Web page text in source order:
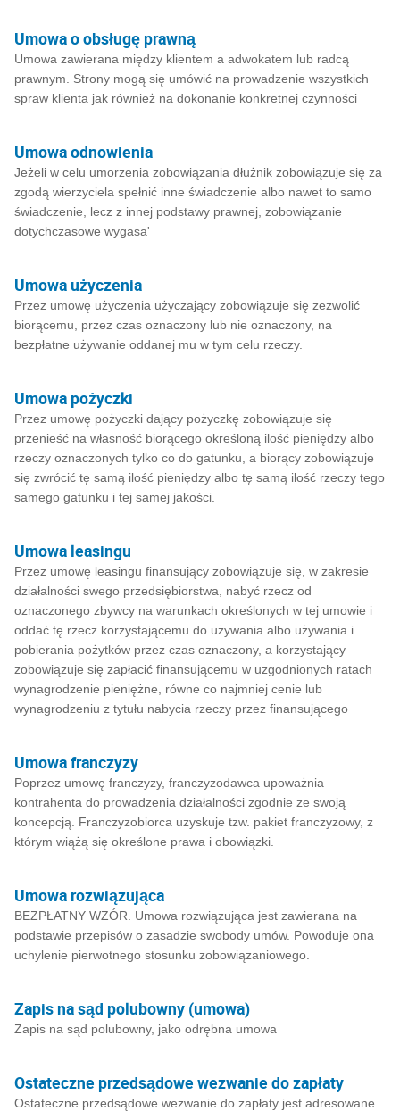
Umowa o obsługę prawną
Umowa zawierana między klientem a adwokatem lub radcą
prawnym. Strony mogą się umówić na prowadzenie wszystkich
spraw klienta jak również na dokonanie konkretnej czynności
Umowa odnowienia
Jeżeli w celu umorzenia zobowiązania dłużnik zobowiązuje się za
zgodą wierzyciela spełnić inne świadczenie albo nawet to samo
świadczenie, lecz z innej podstawy prawnej, zobowiązanie
dotychczasowe wygasa'
Umowa użyczenia
Przez umowę użyczenia użyczający zobowiązuje się zezwolić
biorącemu, przez czas oznaczony lub nie oznaczony, na
bezpłatne używanie oddanej mu w tym celu rzeczy.
Umowa pożyczki
Przez umowę pożyczki dający pożyczkę zobowiązuje się
przenieść na własność biorącego określoną ilość pieniędzy albo
rzeczy oznaczonych tylko co do gatunku, a biorący zobowiązuje
się zwrócić tę samą ilość pieniędzy albo tę samą ilość rzeczy tego
samego gatunku i tej samej jakości.
Umowa leasingu
Przez umowę leasingu finansujący zobowiązuje się, w zakresie
działalności swego przedsiębiorstwa, nabyć rzecz od
oznaczonego zbywcy na warunkach określonych w tej umowie i
oddać tę rzecz korzystającemu do używania albo używania i
pobierania pożytków przez czas oznaczony, a korzystający
zobowiązuje się zapłacić finansującemu w uzgodnionych ratach
wynagrodzenie pieniężne, równe co najmniej cenie lub
wynagrodzeniu z tytułu nabycia rzeczy przez finansującego
Umowa franczyzy
Poprzez umowę franczyzy, franczyzodawca upoważnia
kontrahenta do prowadzenia działalności zgodnie ze swoją
koncepcją. Franczyzobiorca uzyskuje tzw. pakiet franczyzowy, z
którym wiążą się określone prawa i obowiązki.
Umowa rozwiązująca
BEZPŁATNY WZÓR. Umowa rozwiązująca jest zawierana na
podstawie przepisów o zasadzie swobody umów. Powoduje ona
uchylenie pierwotnego stosunku zobowiązaniowego.
Zapis na sąd polubowny (umowa)
Zapis na sąd polubowny, jako odrębna umowa
Ostateczne przedsądowe wezwanie do zapłaty
Ostateczne przedsądowe wezwanie do zapłaty jest adresowane